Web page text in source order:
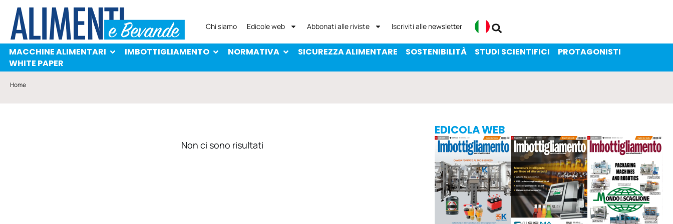
MACCHINE ALIMENTARI
PROTAGONISTI
WHITE PAPER
Chi siamo Edicole web Abbonati alle riviste Iscriviti alle newsletter
MACCHINE ALIMENTARI IMBOTTIGLIAMENTO NORMATIVA SICUREZZA ALIMENTARE SOSTENIBILITÀ STUDI SCIENTIFICI
PROTAGONISTI
WHITE PAPER
Home
Non ci sono risultati
EDICOLA WEB